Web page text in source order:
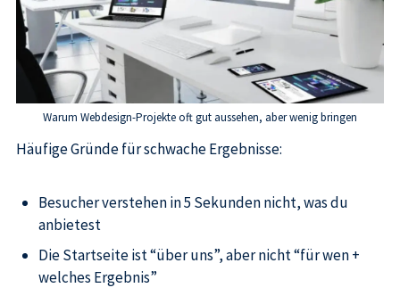
Warum Webdesign-Projekte oft gut aussehen, aber wenig bringen
Häufige Gründe für schwache Ergebnisse:
Besucher verstehen in 5 Sekunden nicht, was du
anbietest
Die Startseite ist “über uns”, aber nicht “für wen +
welches Ergebnis”